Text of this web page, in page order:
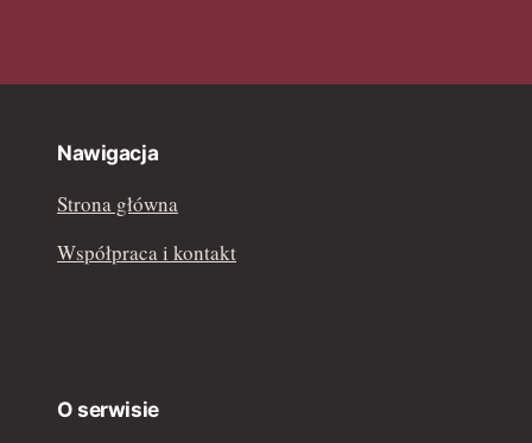
Nawigacja
Strona główna
Współpraca i kontakt
O serwisie